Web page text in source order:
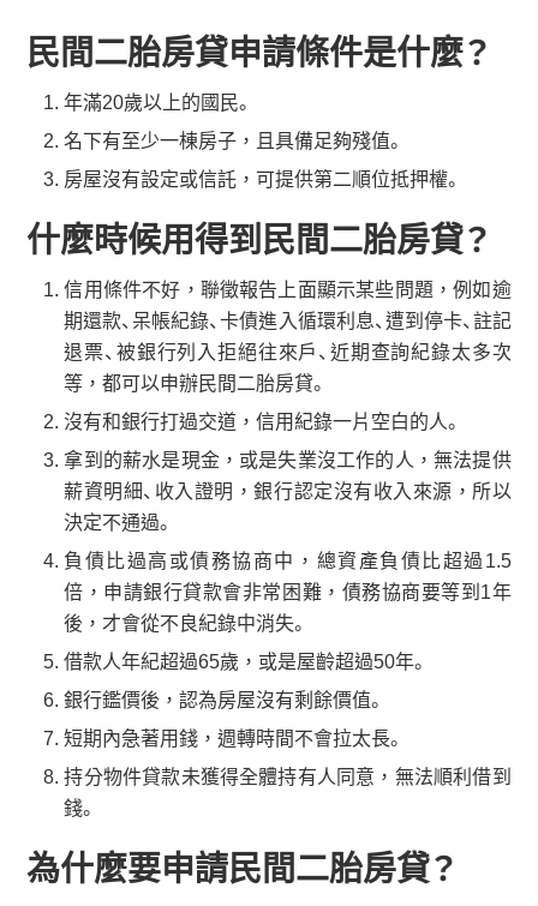
民間二胎房貸申請條件是什麼？
年滿20歲以上的國民。
名下有至少一棟房子，且具備足夠殘值。
房屋沒有設定或信託，可提供第二順位抵押權。
什麼時候用得到民間二胎房貸？
信用條件不好，聯徵報告上面顯示某些問題，例如逾
期還款、呆帳紀錄、卡債進入循環利息、遭到停卡、註記
退票、被銀行列入拒絕往來戶、近期查詢紀錄太多次
等，都可以申辦民間二胎房貸。
沒有和銀行打過交道，信用紀錄一片空白的人。
拿到的薪水是現金，或是失業沒工作的人，無法提供
薪資明細、收入證明，銀行認定沒有收入來源，所以
決定不通過。
負債比過高或債務協商中，總資產負債比超過1.5
倍，申請銀行貸款會非常困難，債務協商要等到1年
後，才會從不良紀錄中消失。
借款人年紀超過65歲，或是屋齡超過50年。
銀行鑑價後，認為房屋沒有剩餘價值。
短期內急著用錢，週轉時間不會拉太長。
持分物件貸款未獲得全體持有人同意，無法順利借到
錢。
為什麼要申請民間二胎房貸？